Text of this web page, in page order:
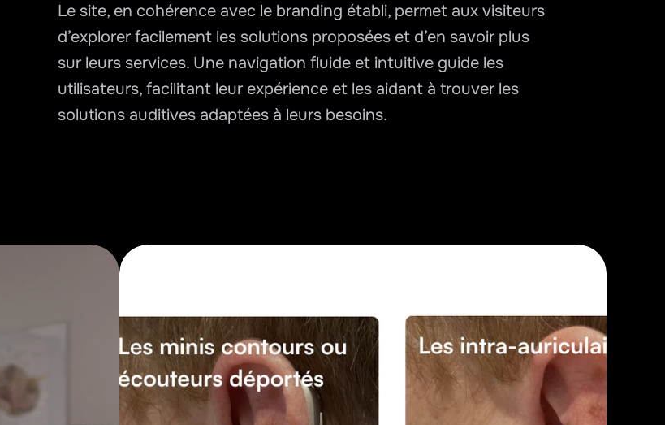
Le site, en cohérence avec le branding établi, permet aux visiteurs
d’explorer facilement les solutions proposées et d’en savoir plus
sur leurs services. Une navigation fluide et intuitive guide les
utilisateurs, facilitant leur expérience et les aidant à trouver les
solutions auditives adaptées à leurs besoins.